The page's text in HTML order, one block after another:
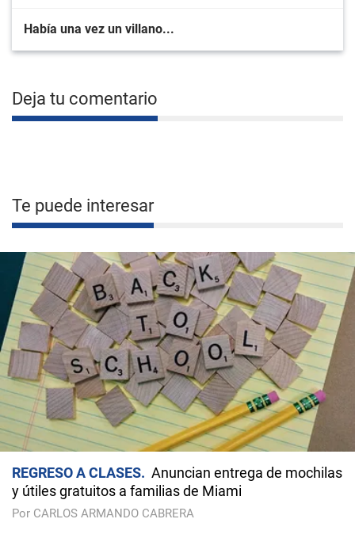
Había una vez un villano...
Deja tu comentario
Te puede interesar
REGRESO A CLASES
Anuncian entrega de mochilas
y útiles gratuitos a familias de Miami
Por CARLOS ARMANDO CABRERA